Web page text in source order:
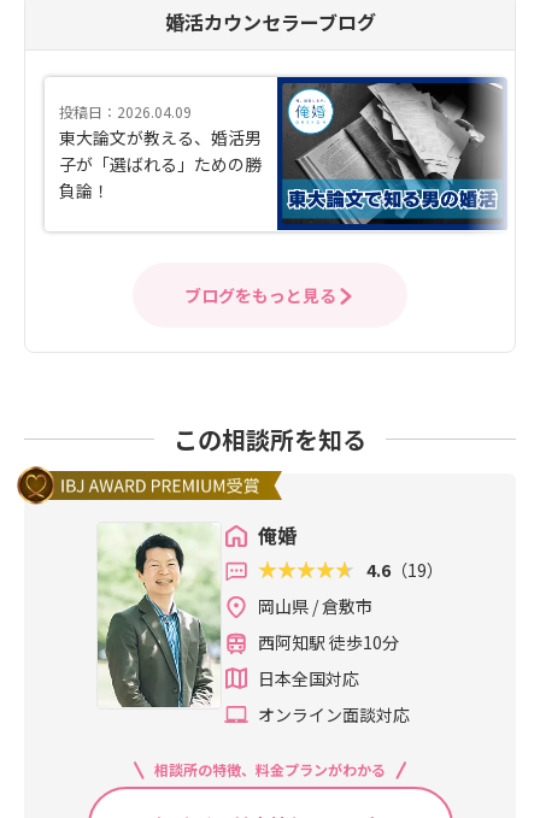
婚活カウンセラーブログ
投稿日：2026.04.09
東大論文が教える、婚活男
子が「選ばれる」ための勝
負論！
ブログをもっと見る
この相談所を知る
俺婚
4.6 （19）
岡山県 / 倉敷市
西阿知駅 徒歩10分
日本全国対応
オンライン面談対応
相談所の特徴、料金プランがわかる